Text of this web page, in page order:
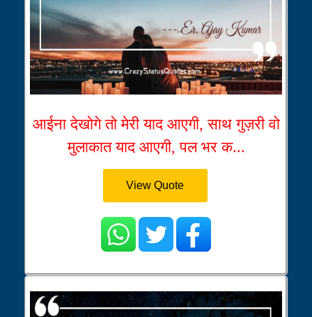
आईना देखोगे तो मेरी याद आएगी, साथ गुज़री वो
मुलाकात याद आएगी, पल भर क...
View Quote